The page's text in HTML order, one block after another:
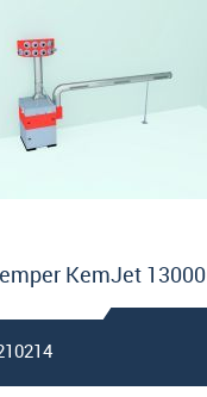
KemJet 13000